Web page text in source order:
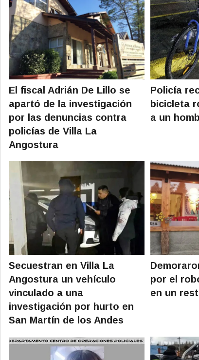
El fiscal Adrián De Lillo se
apartó de la investigación
por las denuncias contra
policías de Villa La
Angostura
Policía
bicicleta
a un
Secuestran en Villa La
Angostura un vehículo
vinculado a una
investigación por hurto en
San Martín de los Andes
por el
en un